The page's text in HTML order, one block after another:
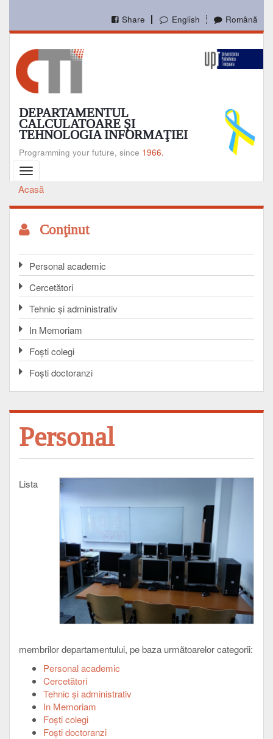
conţinutul
English Română
Share
DEPARTAMENTUL
CALCULATOARE ŞI
TEHNOLOGIA INFORMAŢIEI
Programming your future, since 1966.
Toggle
navigation
Breadcrumb
Acasă
Conţinut
Personal academic
Cercetători
Tehnic și administrativ
In Memoriam
Foşti colegi
Foşti doctoranzi
Personal
Lista
membrilor departamentului, pe baza următoarelor categorii:
Personal academic
Cercetători
Tehnic şi administrativ
In Memoriam
Foşti colegi
Foşti doctoranzi